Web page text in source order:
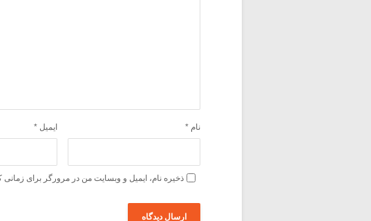
نام * ایمیل *
ذخیره نام، ایمیل و وبسایت من در مرورگر برای زمانی